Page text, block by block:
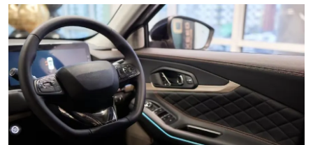
İkinci El & Alım-Satım
Bakım & Arıza Çözümleri
Elektrikli & Hibrit
Kiralama & Filo